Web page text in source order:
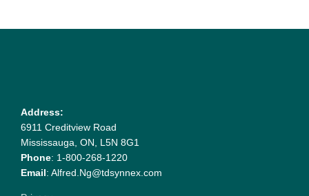
Address:
6911 Creditview Road
Mississauga, ON, L5N 8G1
Phone: 1-800-268-1220
Email: Alfred.Ng@tdsynnex.com